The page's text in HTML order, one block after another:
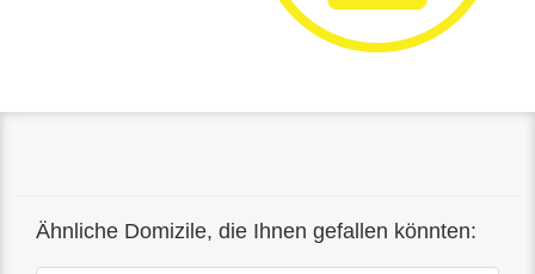
Ähnliche Domizile, die Ihnen gefallen könnten: